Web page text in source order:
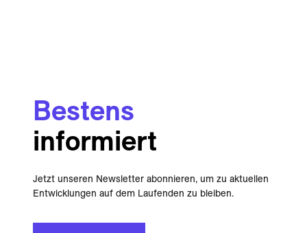
Bestens
informiert
Jetzt unseren Newsletter abonnieren, um zu aktuellen
Entwicklungen auf dem Laufenden zu bleiben.